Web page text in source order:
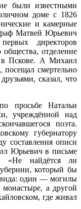
были известными
доме с 1826
и камерные
Матвей Юрьевич
директоров
общества, отделение
в Пскове. А Михаил
смертельно
сказал, что
просьбе Натальи
учреждённой над
поэта.
губернатору
составления описи
Юрьевич в письме
«Не найдётся ли
который бы
вида: один — могилы
а другой
где живал